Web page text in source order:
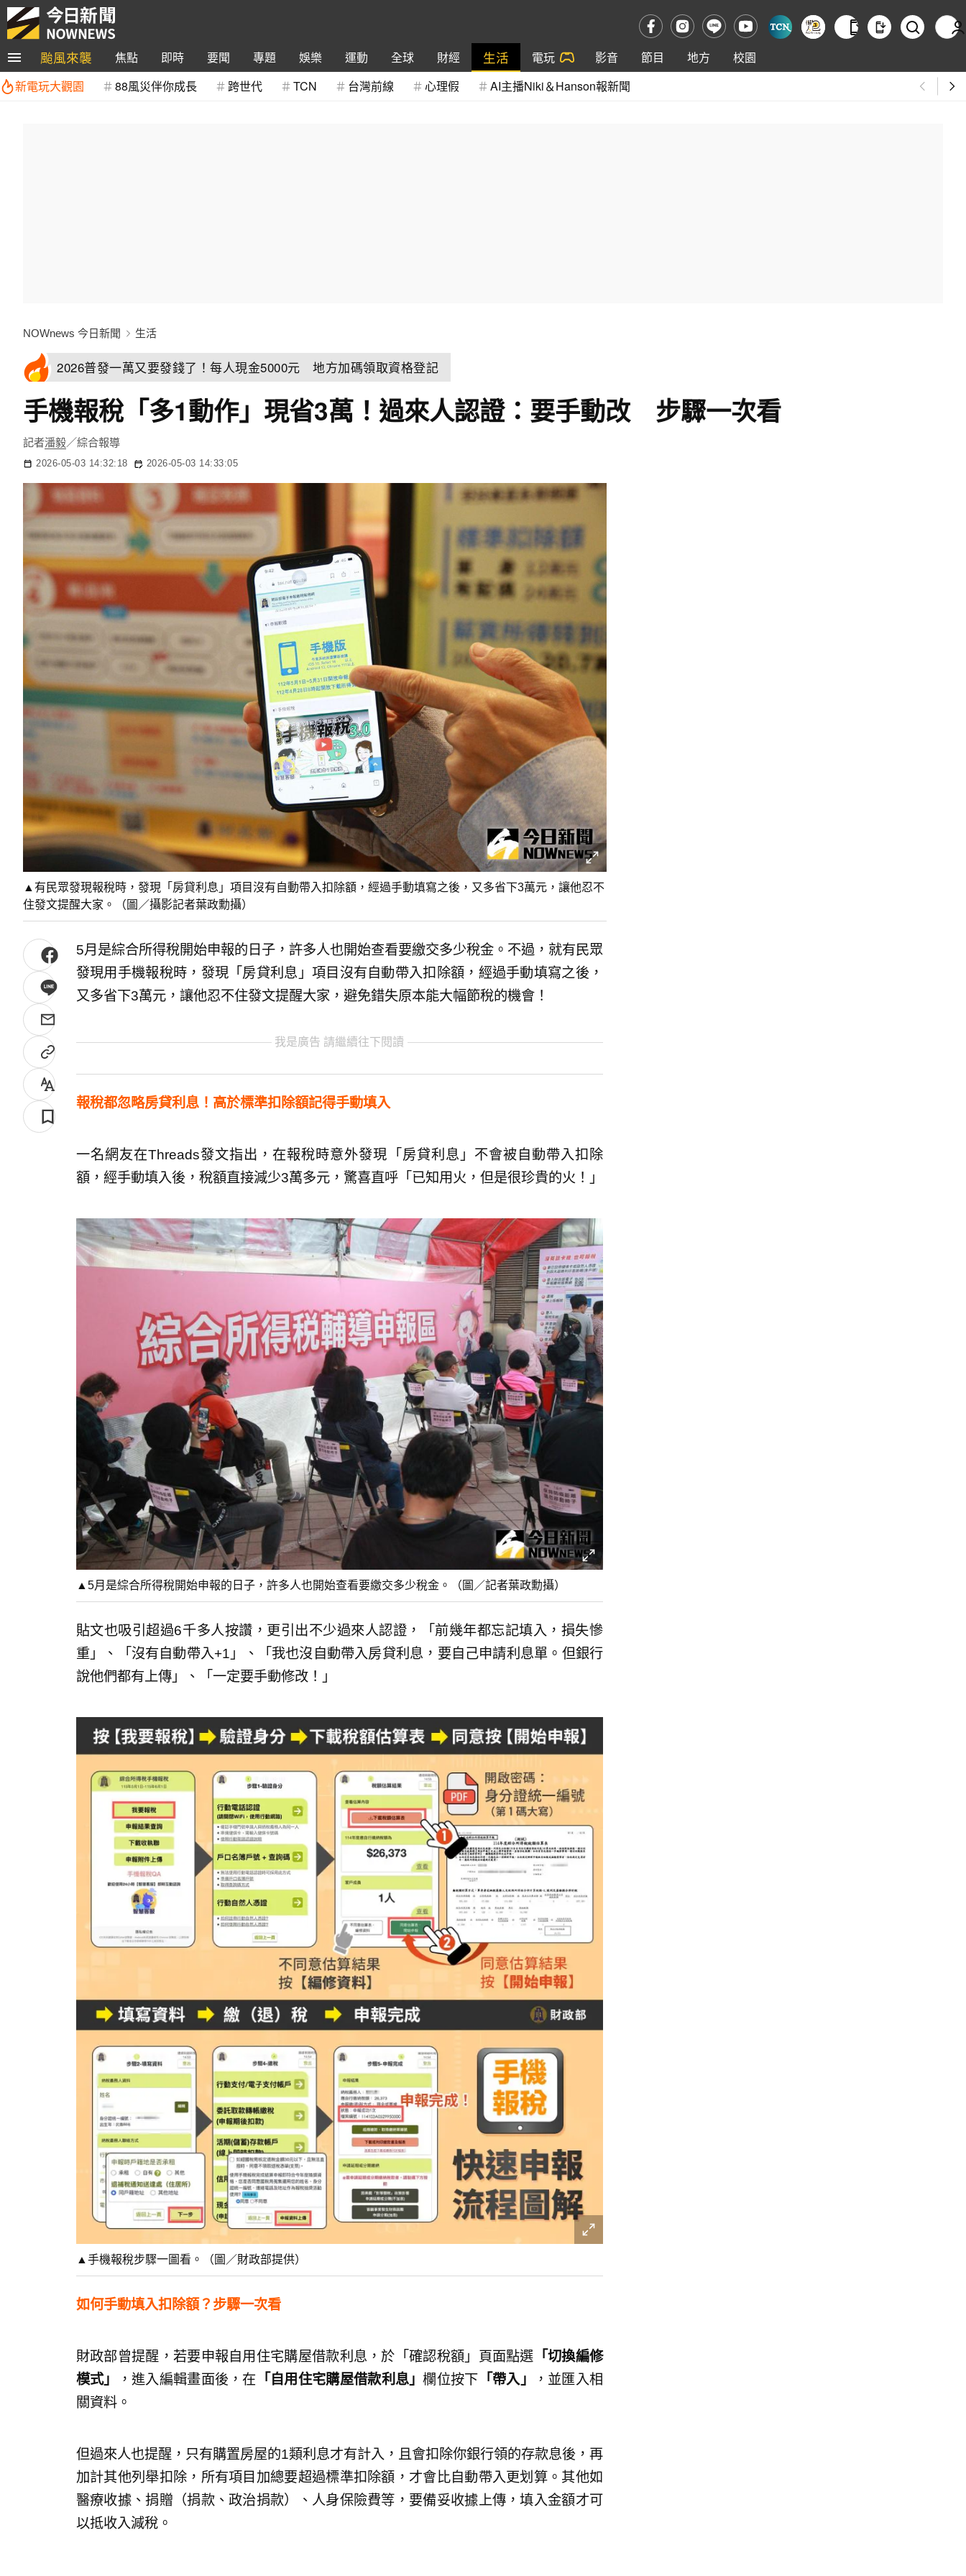
颱風來襲 焦點 即時 要聞 專題 娛樂 運動 全球 財經 生活 電玩 影音 節目 地方
校園
新電玩大觀園
88風災伴你成長 跨世代 TCN 台灣前線 心理假 AI主播Niki＆Hanson報新聞
NOWnews 今日新聞 生活
2026普發一萬又要發錢了！每人現金5000元 地方加碼領取資格登記
手機報稅「多1動作」現省3萬！過來人認證：要手動改 步驟一次看
記者潘毅／綜合報導
2026-05-03 14:32:18 2026-05-03 14:33:05
▲有民眾發現報稅時，發現「房貸利息」項目沒有自動帶入扣除額，經過手動填寫之後，又多省下3萬元，讓他忍不
住發文提醒大家。（圖／攝影記者葉政勳攝）
5月是綜合所得稅開始申報的日子，許多人也開始查看要繳交多少稅金。不過，就有民眾
發現用手機報稅時，發現「房貸利息」項目沒有自動帶入扣除額，經過手動填寫之後，
又多省下3萬元，讓他忍不住發文提醒大家，避免錯失原本能大幅節稅的機會！
我是廣告 請繼續往下閱讀
報稅都忽略房貸利息！高於標準扣除額記得手動填入
一名網友在Threads發文指出，在報稅時意外發現「房貸利息」不會被自動帶入扣除
額，經手動填入後，稅額直接減少3萬多元，驚喜直呼「已知用火，但是很珍貴的火！」
▲5月是綜合所得稅開始申報的日子，許多人也開始查看要繳交多少稅金。（圖／記者葉政勳攝）
貼文也吸引超過6千多人按讚，更引出不少過來人認證，「前幾年都忘記填入，損失慘
重」、「沒有自動帶入+1」、「我也沒自動帶入房貸利息，要自己申請利息單。但銀行
說他們都有上傳」、「一定要手動修改！」
▲手機報稅步驟一圖看。（圖／財政部提供）
如何手動填入扣除額？步驟一次看
財政部曾提醒，若要申報自用住宅購屋借款利息，於「確認稅額」頁面點選 「切換編修
模式」
，進入編輯畫面後，在 「自用住宅購屋借款利息」欄位按下 「帶入」
，並匯入相
關資料。
但過來人也提醒，只有購置房屋的1類利息才有計入，且會扣除你銀行領的存款息後，再
加計其他列舉扣除，所有項目加總要超過標準扣除額，才會比自動帶入更划算。其他如
醫療收據、捐贈（捐款、政治捐款）、人身保險費等，要備妥收據上傳，填入金額才可
以抵收入減稅。